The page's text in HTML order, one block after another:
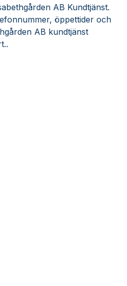
AB Kundtjänst.
öppettider och
AB kundtjänst